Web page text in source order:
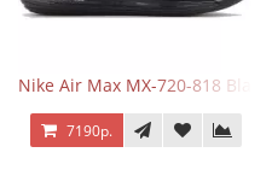
Nike Air Max MX-720-818 Black
7190р.